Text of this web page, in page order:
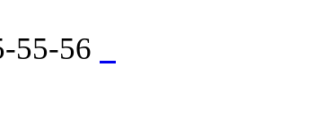
55-56